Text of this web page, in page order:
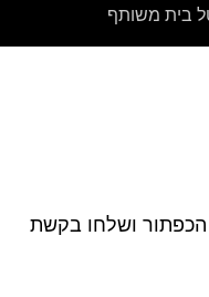
בית משותף
ושלחו בקשת